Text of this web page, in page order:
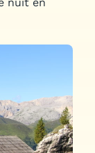
nuit en